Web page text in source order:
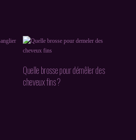
Quelle brosse pour démêler des
cheveux fins ?